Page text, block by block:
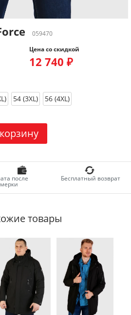
059470
Цена со скидкой
12 740 ₽
54 (3XL) 56 (4XL)
после Бесплатный возврат
товары